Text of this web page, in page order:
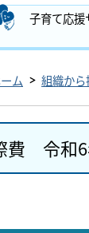
子育て応援
ム 組織から
費 令和6